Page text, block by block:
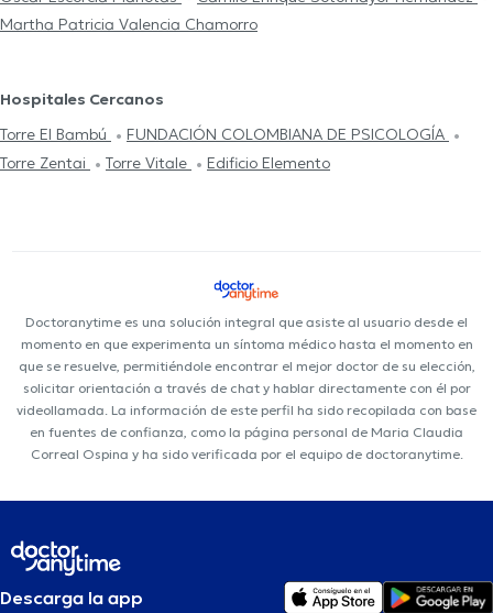
Martha Patricia Valencia Chamorro
Hospitales Cercanos
Torre El Bambú
FUNDACIÓN COLOMBIANA DE PSICOLOGÍA
Torre Zentai
Torre Vitale Edificio Elemento
Doctoranytime es una solución integral que asiste al usuario desde el
momento en que experimenta un síntoma médico hasta el momento en
que se resuelve, permitiéndole encontrar el mejor doctor de su elección,
solicitar orientación a través de chat y hablar directamente con él por
videollamada. La información de este perfil ha sido recopilada con base
en fuentes de confianza, como la página personal de Maria Claudia
Correal Ospina y ha sido verificada por el equipo de doctoranytime.
Descarga la app